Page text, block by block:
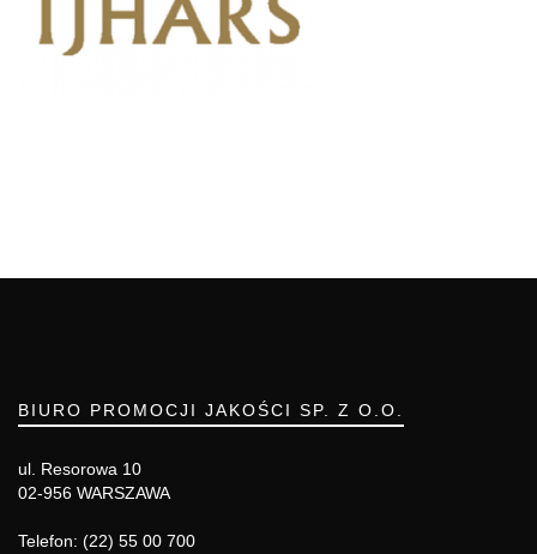
BIURO PROMOCJI JAKOŚCI SP. Z O.O.
ul. Resorowa 10
02-956 WARSZAWA
Telefon: (22) 55 00 700